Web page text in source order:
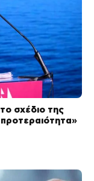
σχέδιο της